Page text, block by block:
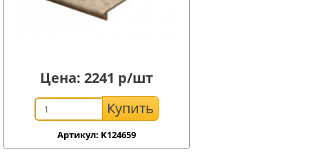
Цена: 2241 р/шт
Купить
Артикул: K124659